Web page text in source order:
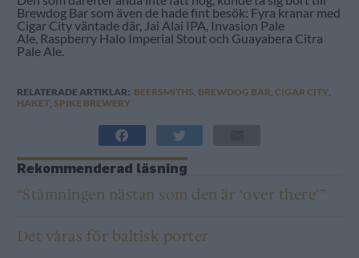
Brewdog Bar som även de hade fint besök: Fyra kranar med
Cigar City väntade där, Jai Alai IPA, Invasion Pale
Ale, Raspberry Halo Imperial Stout och Guayabera Citra
Pale Ale.
RELATERADE ARTIKLAR: BEERSMITHS, BREWDOG BAR, CIGAR CITY,
HAKET, SPIKE BREWERY
Rekommenderad läsning
“Stämningen nästan som den är ‘over there’”
Det våras för baltisk porter